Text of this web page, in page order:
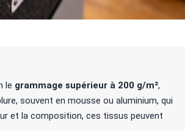
le grammage supérieur à 200 g/m²,
souvent en mousse ou aluminium, qui
et la composition, ces tissus peuvent